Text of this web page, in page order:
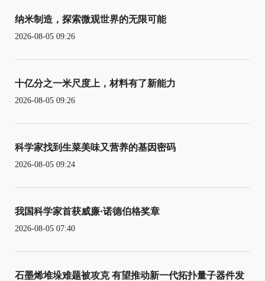
纳米制造，探索微观世界的无限可能
2026-08-05 09:26
十亿分之一米尺度上，材料有了新能力
2026-08-05 09:26
科学家找到生菜美味又营养的基因密码
2026-08-05 09:24
我国科学家首获威廉·诺德伯格奖章
2026-08-05 07:40
石墨烯堆垛难题被攻克 有望推动新一代拓扑量子器件发